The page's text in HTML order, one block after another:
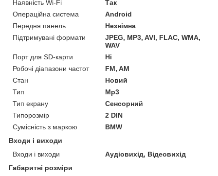
Наявність Wi-Fi
Так
Операційна система
Android
Передня панель
Незнімна
Підтримувані формати
JPEG, MP3, AVI, FLAC, WMA,
WAV
Порт для SD-карти
Ні
Робочі діапазони частот
FM, AM
Стан
Новий
Тип
Mp3
Тип екрану
Сенсорний
Типорозмір
2 DIN
Сумісність з маркою
BMW
Входи і виходи
Входи і виходи
Аудіовихід, Відеовихід
Габаритні розміри